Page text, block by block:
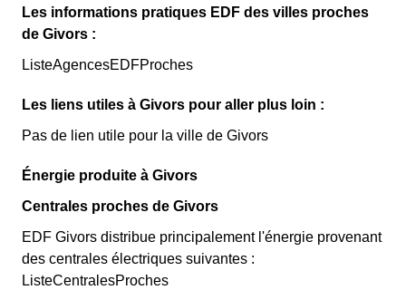
Les informations pratiques EDF des villes proches
de Givors :
ListeAgencesEDFProches
Les liens utiles à Givors pour aller plus loin :
Pas de lien utile pour la ville de Givors
Énergie produite à Givors
Centrales proches de Givors
EDF Givors distribue principalement l'énergie provenant
des centrales électriques suivantes :
ListeCentralesProches